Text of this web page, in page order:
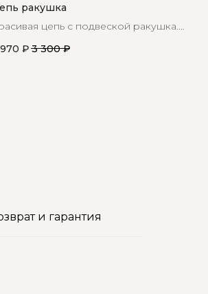
ракушка
цепь с подвеской ракушка.
что придает этой цепочке
₽ 3 300 ₽
и гарантия